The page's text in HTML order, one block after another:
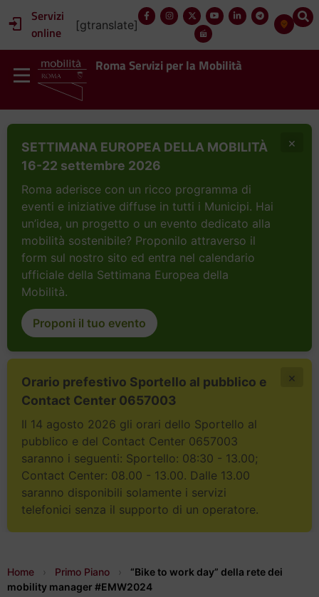
Servizi
online
[gtranslate]
Roma Servizi per la Mobilità
SETTIMANA EUROPEA DELLA MOBILITÀ
16-22 settembre 2026
Roma aderisce con un ricco programma di
eventi e iniziative diffuse in tutti i Municipi. Hai
un’idea, un progetto o un evento dedicato alla
mobilità sostenibile? Proponilo attraverso il
form sul nostro sito ed entra nel calendario
ufficiale della Settimana Europea della
Mobilità.
Proponi il tuo evento
×
Orario prefestivo Sportello al pubblico e
Contact Center 0657003
Il 14 agosto 2026 gli orari dello Sportello al
pubblico e del Contact Center 0657003
saranno i seguenti: Sportello: 08:30 - 13.00;
Contact Center: 08.00 - 13.00. Dalle 13.00
saranno disponibili solamente i servizi
telefonici senza il supporto di un operatore.
×
Home › Primo Piano ›
“Bike to work day” della rete dei
mobility manager #EMW2024